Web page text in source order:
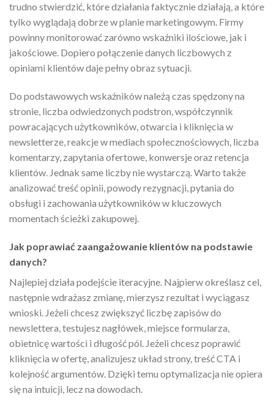
trudno stwierdzić, które działania faktycznie działają, a które
tylko wyglądają dobrze w planie marketingowym. Firmy
powinny monitorować zarówno wskaźniki ilościowe, jak i
jakościowe. Dopiero połączenie danych liczbowych z
opiniami klientów daje pełny obraz sytuacji.
Do podstawowych wskaźników należą czas spędzony na
stronie, liczba odwiedzonych podstron, współczynnik
powracających użytkowników, otwarcia i kliknięcia w
newsletterze, reakcje w mediach społecznościowych, liczba
komentarzy, zapytania ofertowe, konwersje oraz retencja
klientów. Jednak same liczby nie wystarczą. Warto także
analizować treść opinii, powody rezygnacji, pytania do
obsługi i zachowania użytkowników w kluczowych
momentach ścieżki zakupowej.
Jak poprawiać zaangażowanie klientów na podstawie
danych?
Najlepiej działa podejście iteracyjne. Najpierw określasz cel,
następnie wdrażasz zmianę, mierzysz rezultat i wyciągasz
wnioski. Jeżeli chcesz zwiększyć liczbę zapisów do
newslettera, testujesz nagłówek, miejsce formularza,
obietnicę wartości i długość pól. Jeżeli chcesz poprawić
kliknięcia w ofertę, analizujesz układ strony, treść CTA i
kolejność argumentów. Dzięki temu optymalizacja nie opiera
się na intuicji, lecz na dowodach.